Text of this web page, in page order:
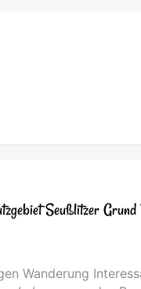
Seußlitzer
Wanderung